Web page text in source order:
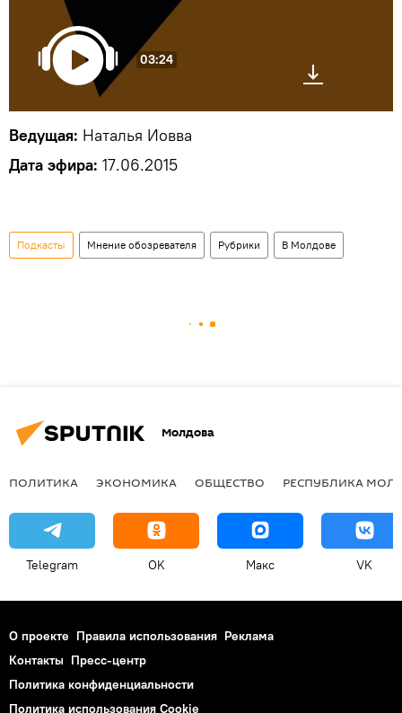
03:24
Ведущая: Наталья Иовва
Дата эфира: 17.06.2015
Подкасты Мнение обозревателя Рубрики В Молдове
Молдова
ПОЛИТИКА ЭКОНОМИКА ОБЩЕСТВО РЕСПУБЛИКА
Telegram OK Макс VK
О проекте Правила использования Реклама
Контакты Пресс-центр
Политика конфиденциальности
Политика использования Cookie